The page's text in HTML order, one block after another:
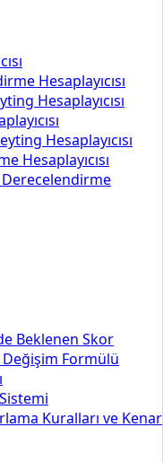
Hesaplayıcısı
Hesaplayıcısı
Hesaplayıcısı
Hesaplayıcısı
Beklenen Skor
Formülü
Kuralları ve Kenar